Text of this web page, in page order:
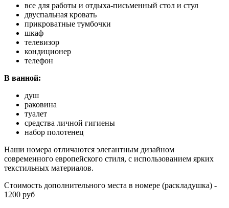
все для работы и отдыха-письменный стол и стул
двуспальная кровать
прикроватные тумбочки
шкаф
телевизор
кондиционер
телефон
В ванной:
душ
раковина
туалет
средства личной гигиены
набор полотенец
Наши номера отличаются элегантным дизайном
современного европейского стиля, с использованием ярких
текстильных материалов.
Стоимость дополнительного места в номере (раскладушка) -
1200 руб